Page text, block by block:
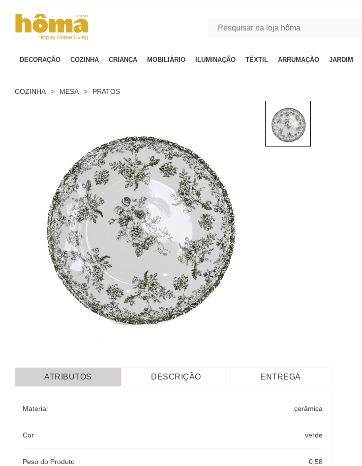
DECORAÇÃO COZINHA CRIANÇA MOBILIÁRIO ILUMINAÇÃO TÊXTIL ARRUMAÇÃO JARDIM
COZINHA > MESA > PRATOS
ATRIBUTOS DESCRIÇÃO ENTREGA
Material cerâmica
Cor verde
Peso do Produto 0,58